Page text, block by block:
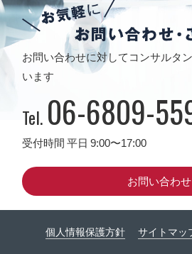
お問い合わせに対してコンサルタ
います
Tel. 06-6809-
受付時間 平日 9:00〜17:00
お問い合わせ
個人情報保護方針 サイトマッ